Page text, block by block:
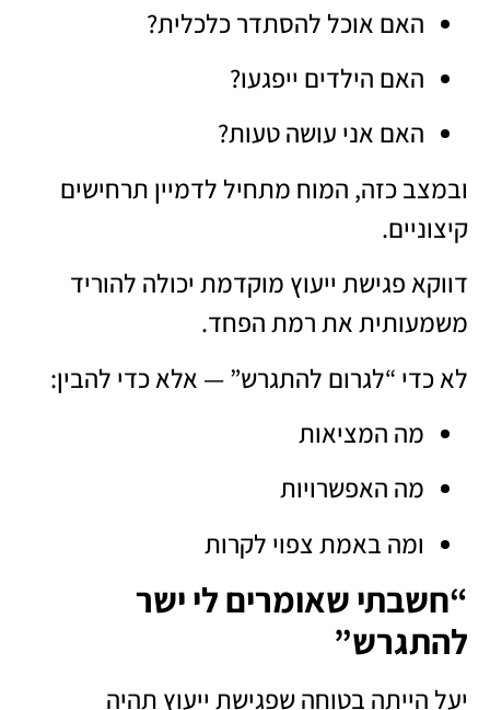
האם אוכל להסתדר כלכלית?
האם הילדים ייפגעו?
האם אני עושה טעות?
ובמצב כזה, המוח מתחיל לדמיין תרחישים
קיצוניים.
דווקא פגישת ייעוץ מוקדמת יכולה להוריד
משמעותית את רמת הפחד.
לא כדי “לגרום להתגרש” — אלא כדי להבין:
מה המציאות
מה האפשרויות
ומה באמת צפוי לקרות
“חשבתי שאומרים לי ישר
להתגרש”
יעל הייתה בטוחה שפגישת ייעוץ תהיה